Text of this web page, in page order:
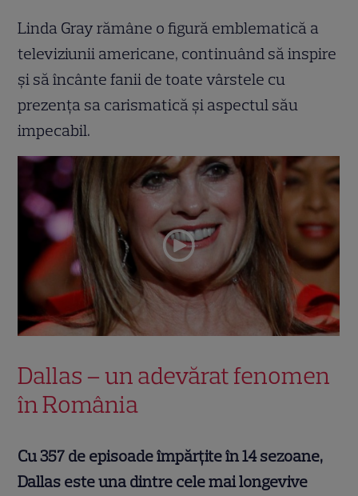
Linda Gray rămâne o figură emblematică a
televiziunii americane, continuând să inspire
și să încânte fanii de toate vârstele cu
prezența sa carismatică și aspectul său
impecabil.
Dallas – un adevărat fenomen
în România
Cu 357 de episoade împărțite în 14 sezoane,
Dallas este una dintre cele mai longevive